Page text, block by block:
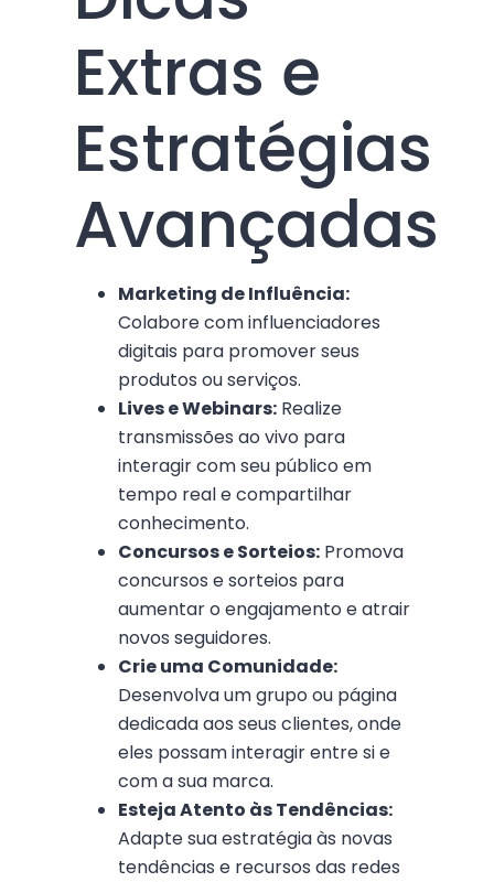
Extras e
Estratégias
Avançadas
Marketing de Influência:
Colabore com influenciadores
digitais para promover seus
produtos ou serviços.
Lives e Webinars: Realize
transmissões ao vivo para
interagir com seu público em
tempo real e compartilhar
conhecimento.
Concursos e Sorteios: Promova
concursos e sorteios para
aumentar o engajamento e atrair
novos seguidores.
Crie uma Comunidade:
Desenvolva um grupo ou página
dedicada aos seus clientes, onde
eles possam interagir entre si e
com a sua marca.
Esteja Atento às Tendências:
Adapte sua estratégia às novas
tendências e recursos das redes